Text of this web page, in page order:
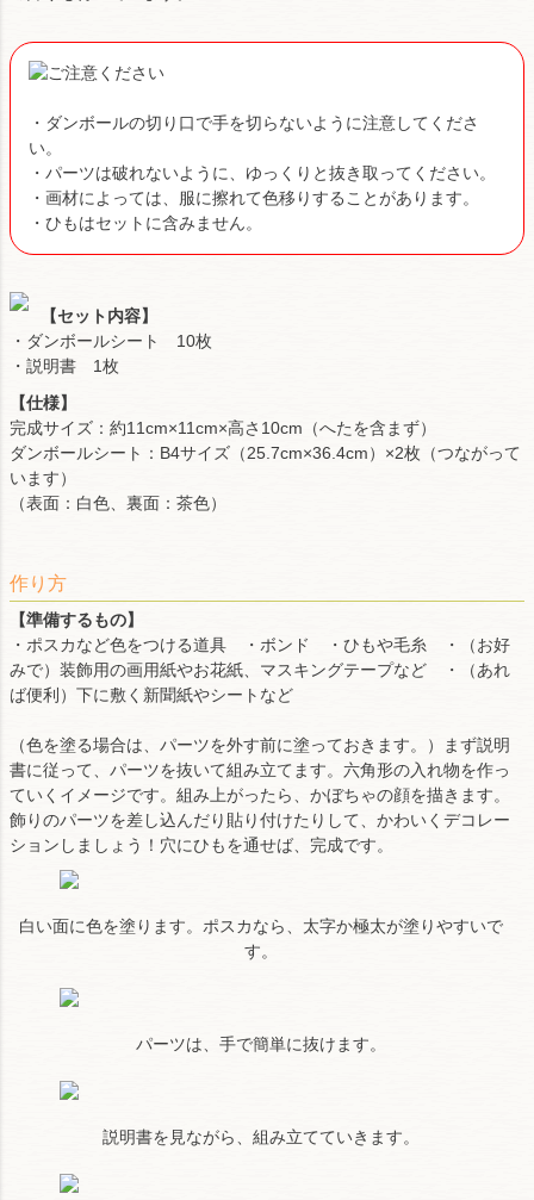
・ダンボールの切り口で手を切らないように注意してくださ
い。
・パーツは破れないように、ゆっくりと抜き取ってください。
・画材によっては、服に擦れて色移りすることがあります。
・ひもはセットに含みません。
【セット内容】
・ダンボールシート 10枚
・説明書 1枚
【仕様】
完成サイズ：約11cm×11cm×高さ10cm（へたを含まず）
ダンボールシート：B4サイズ（25.7cm×36.4cm）×2枚（つながって
います）
（表面：白色、裏面：茶色）
作り方
【準備するもの】
・ポスカなど色をつける道具 ・ボンド ・ひもや毛糸 ・（お好
みで）装飾用の画用紙やお花紙、マスキングテープなど ・（あれ
ば便利）下に敷く新聞紙やシートなど
（色を塗る場合は、パーツを外す前に塗っておきます。）まず説明
書に従って、パーツを抜いて組み立てます。六角形の入れ物を作っ
ていくイメージです。組み上がったら、かぼちゃの顔を描きます。
飾りのパーツを差し込んだり貼り付けたりして、かわいくデコレー
ションしましょう！穴にひもを通せば、完成です。
白い面に色を塗ります。ポスカなら、太字か極太が塗りやすいで
す。
パーツは、手で簡単に抜けます。
説明書を見ながら、組み立てていきます。